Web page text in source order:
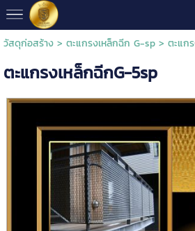
วัสดุก่อสร้าง> ตะแกรงเหล็กฉีก G-sp> ตะแกร
ตะแกรงเหล็กฉีกG-5sp